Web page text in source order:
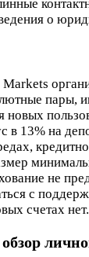
о
пары,
в 13% на
не
с
счетах нет.